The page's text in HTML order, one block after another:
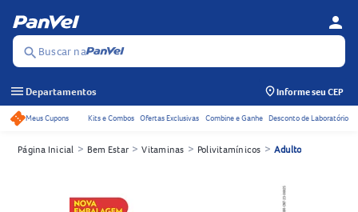
search Buscar na
person
menu Departamentos Informe seu CEP
Acessos rápidos do cabeçalho
Meus Cupons Kits e Combos Ofertas Exclusivas Combine e Ganhe Desconto de Laboratório
Página Inicial > Bem Estar > Vitaminas > Polivitamínicos > Adulto